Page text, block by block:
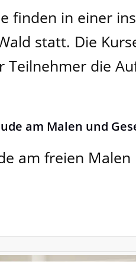
finden in einer
statt. Die
die
am Malen und
am freien